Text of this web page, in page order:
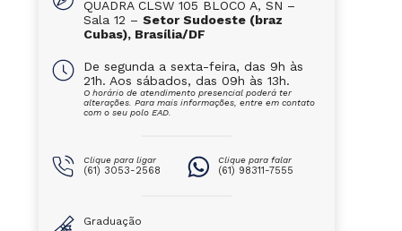
QUADRA CLSW 105 BLOCO A, SN –
Sala 12 – Setor Sudoeste (braz
Cubas), Brasília/DF
De segunda a sexta-feira, das 9h às
21h. Aos sábados, das 09h às 13h.
O horário de atendimento presencial poderá ter
alterações. Para mais informações, entre em contato
com o seu polo EAD.
Clique para ligar
(61) 3053-2568
Clique para falar
(61) 98311-7555
Graduação